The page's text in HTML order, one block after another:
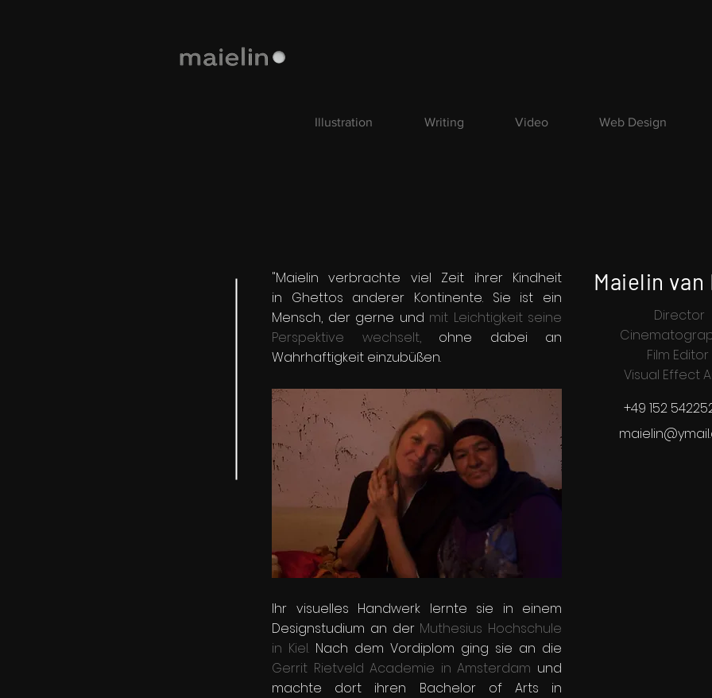
Illustration Writing Video Web Design
"Maielin verbrachte viel Zeit ihrer Kindheit
in Ghettos anderer Kontinente. Sie ist ein
Mensch, der gerne und mit Leichtigkeit seine
Perspektive wechselt,ohne dabei an
Wahrhaftigkeit einzubüßen.
Maielin van
Director
Film Editor
Visual Effect
+49 152
Ihr visuelles Handwerk lernte sie in einem
Designstudium an der Muthesius Hochschule
in Kiel. Nach dem Vordiplom ging sie an die
Gerrit Rietveld Academie in Amsterdam und
machte dort ihren Bachelor of Arts in